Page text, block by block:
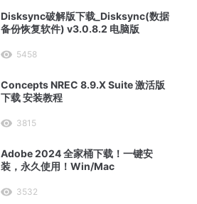
Disksync破解版下载_Disksync(数据
备份恢复软件) v3.0.8.2 电脑版
5458
Concepts NREC 8.9.X Suite 激活版
下载 安装教程
3815
Adobe 2024 全家桶下载！一键安
装，永久使用！Win/Mac
3532